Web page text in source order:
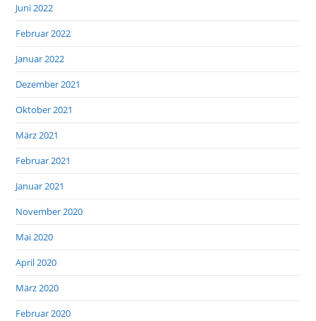
Juni 2022
Februar 2022
Januar 2022
Dezember 2021
Oktober 2021
März 2021
Februar 2021
Januar 2021
November 2020
Mai 2020
April 2020
März 2020
Februar 2020